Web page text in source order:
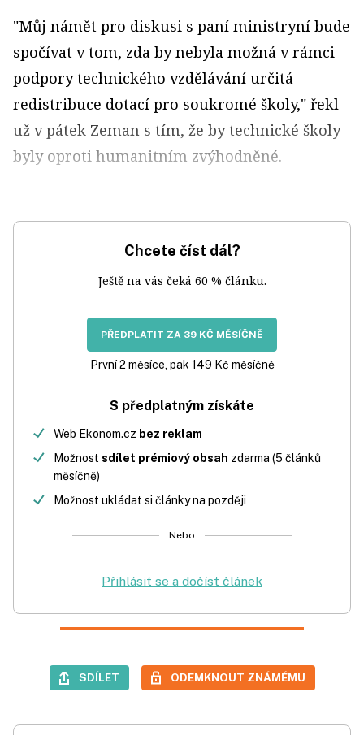
"Můj námět pro diskusi s paní ministryní bude
spočívat v tom, zda by nebyla možná v rámci
podpory technického vzdělávání určitá
redistribuce dotací pro soukromé školy," řekl
už v pátek Zeman s tím, že by technické školy
byly oproti humanitním zvýhodněné.
Chcete číst dál?
Ještě na vás čeká 60 % článku.
PŘEDPLATIT ZA 39 KČ MĚSÍČNĚ
První 2 měsíce, pak 149 Kč měsíčně
S předplatným získáte
Web Ekonom.cz bez reklam
Možnost sdílet prémiový obsah zdarma (5 článků
měsíčně)
Možnost ukládat si články na později
Nebo
Přihlásit se a dočíst článek
SDÍLET ODEMKNOUT ZNÁMÉMU